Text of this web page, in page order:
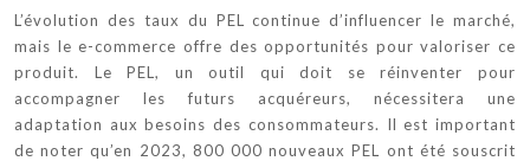
L’évolution des taux du PEL continue d’influencer le marché,
mais le e-commerce offre des opportunités pour valoriser ce
produit. Le PEL, un outil qui doit se réinventer pour
accompagner les futurs acquéreurs, nécessitera une
adaptation aux besoins des consommateurs. Il est important
de noter qu’en 2023, 800 000 nouveaux PEL ont été souscrit